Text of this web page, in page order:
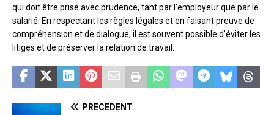
qui doit être prise avec prudence, tant par l’employeur que par le
salarié. En respectant les règles légales et en faisant preuve de
compréhension et de dialogue, il est souvent possible d’éviter les
litiges et de préserver la relation de travail.
PRÉCÉDENT